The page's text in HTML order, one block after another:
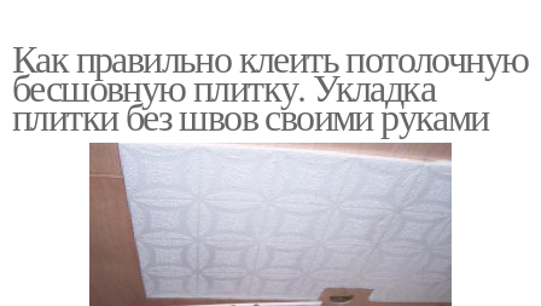
Как правильно клеить потолочную
бесшовную плитку. Укладка
плитки без швов своими руками